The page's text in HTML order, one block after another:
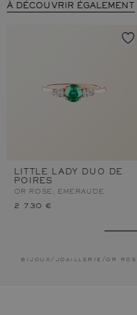
À DÉCOUVRIR ÉGALEMENT
LITTLE LADY DUO DE
POIRES
OR ROSE, EMERAUDE
2 730 €
bijoux / joaillerie / or